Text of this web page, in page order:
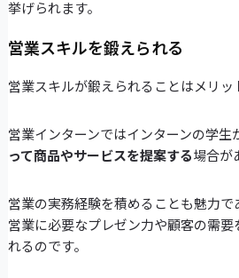
挙げられます。
営業スキルを鍛えられる
営業スキルが鍛えられることはメリッ
営業インターンではインターンの学生
って商品やサービスを提案する場合が
営業の実務経験を積めることも魅力
営業に必要なプレゼン力や顧客の需
れるのです。